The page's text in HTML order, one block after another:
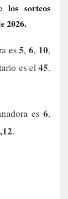
los sorteos
2026.
es5, 6, 10,
es el45.
es 6,
.